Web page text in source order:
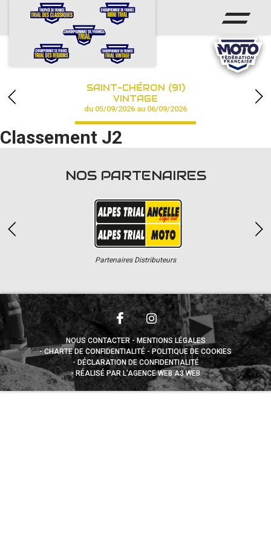
ACCUEIL
CALENDRIER
CHAMPIONNAT
RÉSULTATS
PHOTOS / VIDÉOS
PARTENAIRES
SAINT-CHÉRON (91)
VINTAGE
du 05/09/2026 au 06/09/2026
Classement J2
NOS PARTENAIRES
Partenaires Distributeurs
NOUS CONTACTER
MENTIONS LÉGALES
CHARTE DE CONFIDENTIALITÉ
POLITIQUE DE COOKIES
DÉCLARATION DE CONFIDENTIALITÉ
RÉALISÉ PAR L’AGENCE WEB A3 WEB